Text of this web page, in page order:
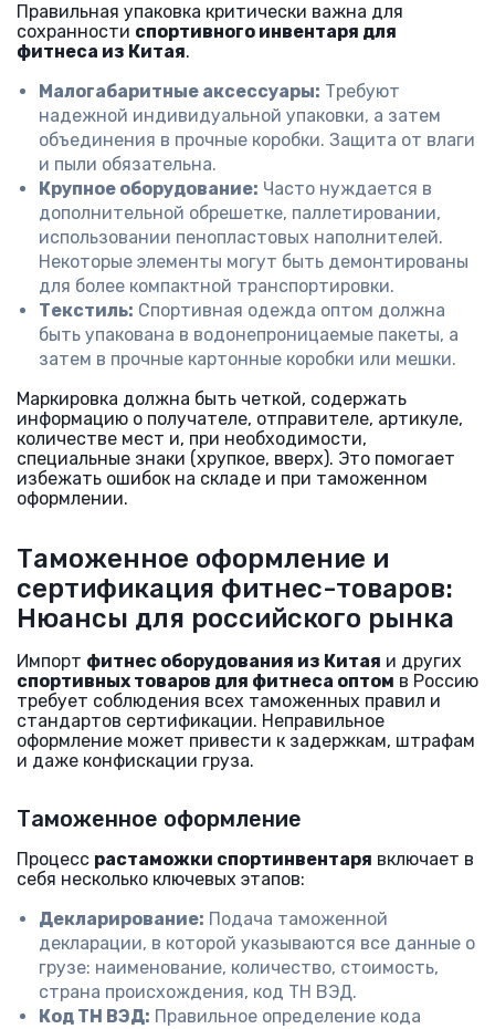
Правильная упаковка критически важна для
сохранности спортивного инвентаря для
фитнеса из Китая.
Малогабаритные аксессуары: Требуют
надежной индивидуальной упаковки, а затем
объединения в прочные коробки. Защита от влаги
и пыли обязательна.
Крупное оборудование: Часто нуждается в
дополнительной обрешетке, паллетировании,
использовании пенопластовых наполнителей.
Некоторые элементы могут быть демонтированы
для более компактной транспортировки.
Текстиль: Спортивная одежда оптом должна
быть упакована в водонепроницаемые пакеты, а
затем в прочные картонные коробки или мешки.
Маркировка должна быть четкой, содержать
информацию о получателе, отправителе, артикуле,
количестве мест и, при необходимости,
специальные знаки (хрупкое, вверх). Это помогает
избежать ошибок на складе и при таможенном
оформлении.
Таможенное оформление и
сертификация фитнес-товаров:
Нюансы для российского рынка
Импорт фитнес оборудования из Китая и других
спортивных товаров для фитнеса оптом в Россию
требует соблюдения всех таможенных правил и
стандартов сертификации. Неправильное
оформление может привести к задержкам, штрафам
и даже конфискации груза.
Таможенное оформление
Процесс растаможки спортинвентаря включает в
себя несколько ключевых этапов:
Декларирование: Подача таможенной
декларации, в которой указываются все данные о
грузе: наименование, количество, стоимость,
страна происхождения, код ТН ВЭД.
Код ТН ВЭД: Правильное определение кода